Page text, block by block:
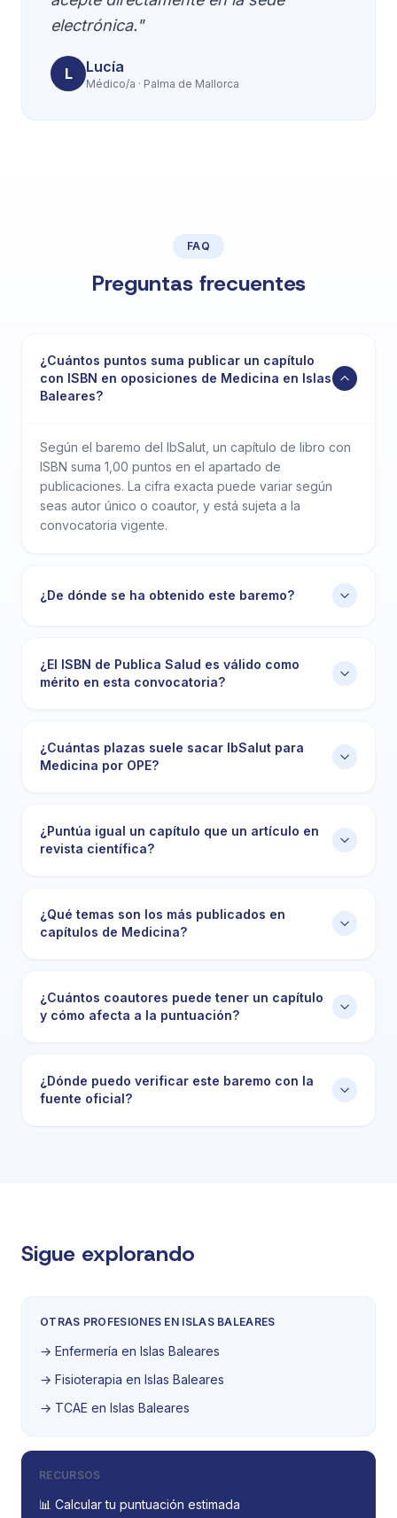
electrónica."
L Lucía
Médico/a · Palma de Mallorca
FAQ
Preguntas frecuentes
¿Cuántos puntos suma publicar un capítulo
con ISBN en oposiciones de Medicina en Islas
Baleares?
Según el baremo del IbSalut, un capítulo de libro con
ISBN suma 1,00 puntos en el apartado de
publicaciones. La cifra exacta puede variar según
seas autor único o coautor, y está sujeta a la
convocatoria vigente.
¿De dónde se ha obtenido este baremo?
¿El ISBN de Publica Salud es válido como
mérito en esta convocatoria?
¿Cuántas plazas suele sacar IbSalut para
Medicina por OPE?
¿Puntúa igual un capítulo que un artículo en
revista científica?
¿Qué temas son los más publicados en
capítulos de Medicina?
¿Cuántos coautores puede tener un capítulo
y cómo afecta a la puntuación?
¿Dónde puedo verificar este baremo con la
fuente oficial?
Sigue explorando
OTRAS PROFESIONES EN ISLAS BALEARES
→ Enfermería en Islas Baleares
→ Fisioterapia en Islas Baleares
→ TCAE en Islas Baleares
RECURSOS
📊 Calcular tu puntuación estimada